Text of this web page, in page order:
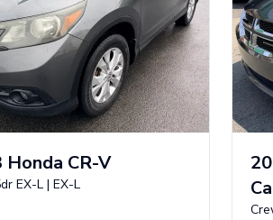
Honda CR-V
EX-L | EX-L